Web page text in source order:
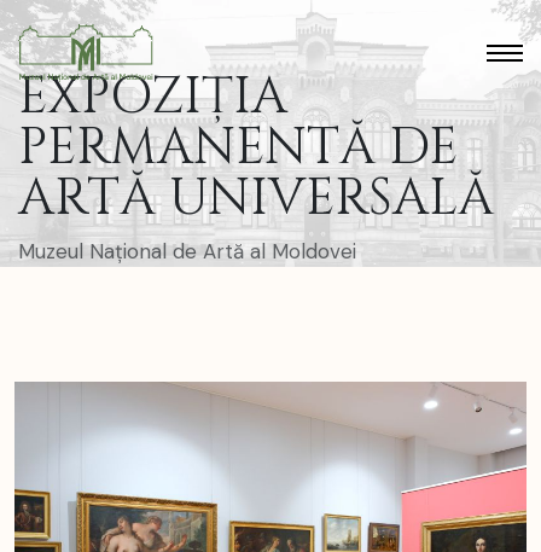
EXPOZIȚIA
PERMANENTĂ DE
ARTĂ UNIVERSALĂ
Muzeul Național de Artă al Moldovei